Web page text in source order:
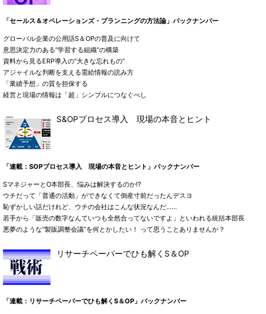
「セールス＆オペレーションズ・プランニングの方法論」バックナンバー
グローバル企業の公用語S＆OPの普及に向けて
意思決定力のある“学習する組織”の構築
資料から見るERP導入の“大きな忘れもの”
アジャイルな判断を支える需給情報の読み方
「業績予想」の質を担保する
経営と現場の情報は「超」シンプルにつなぐべし
S&OPプロセス導入 現場の本音とヒント
「連載：SOPプロセス導入 現場の本音とヒント」バックナンバー
SマネジャーとO本部長、悩みは解決するのか!?
ウチだって「普通の活動」ができなくて倒産寸前だったんデスヨ
恥ずかしい話だけれど、ウチの会社はこんな状況なんだ……
若手から「販売の数字なんていつも全然合ってないですよ」といわれる統括本部長
悪夢のような“製販調整会議”を何とかしたい！ って思うことありませんか？
リサーチペーパーでひも解くS＆OP
「連載：リサーチペーパーでひも解くS＆OP」バックナンバー